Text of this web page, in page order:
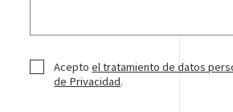
Aceptoel tratamiento de datos
de Privacidad.